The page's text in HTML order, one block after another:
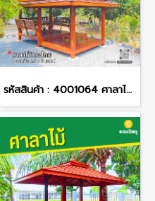
รหัสสินค้า : 4001064 ศาลาไม้ทรงไทย ขนาดพื้น 2.5 x 5 เมตร